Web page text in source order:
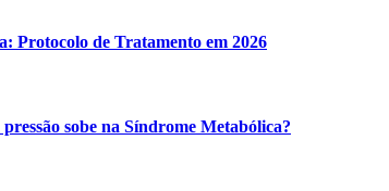
Protocolo de Tratamento em 2026
sobe na Síndrome Metabólica?